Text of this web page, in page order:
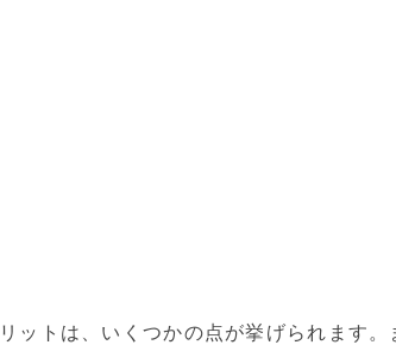
ットは、いくつかの点が挙げられます。